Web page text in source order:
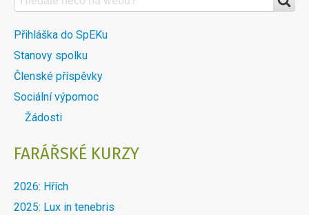
Farářské
NA
WEBU
DALŠÍ
MENU
DOBLOKU
Přihláška do SpEKu
Stanovy spolku
Členské příspěvky
Sociální výpomoc
Žádosti
FARÁŘSKÉ KURZY
2026: Hřích
2025: Lux in tenebris